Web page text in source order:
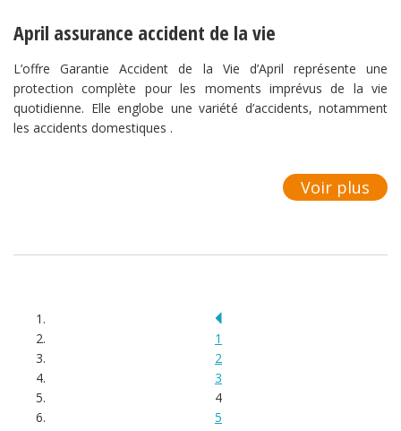
April assurance accident de la vie
L’offre Garantie Accident de la Vie d’April représente une
protection complète pour les moments imprévus de la vie
quotidienne. Elle englobe une variété d’accidents, notamment
les accidents domestiques .
Voir plus
1
2
3
4
5